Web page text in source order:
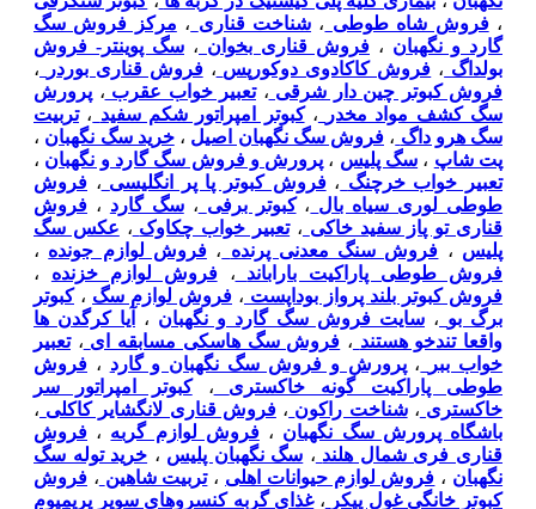
،فروش شاه طوطی ، شناخت قناری ، مرکز فروش سگ
گارد و نگهبان ، فروش قناری بخوان ، سگ پوينتر- فروش
بولداگ ، فروش کاکادوی دوکورپس ،فروش قناری بوردر
،
فروش کبوتر چین دار شرقی ،تعبیر خواب عقرب ، پرورش
سگ کشف مواد مخدر
،کبوتر امپراتور شکم سفید ،تربیت
سگ هرو داگ ، فروش سگ نگهبان اصیل ،خرید سگ نگهبان ،
پت شاپ ، سگ پلیس ، پرورش و فروش سگ گارد و نگهبان ،
تعبیر خواب خرچنگ ،فروش کبوتر پا پر انگلیسی ، فروش
طوطی لوری سیاه بال ،کبوتر برفی ،سگ گارد ، فروش
قناری تو پاز سفید خاکی ،تعبیر خواب چکاوک ، عکس سگ
پلیس ، فروش سنگ معدنی پرنده ،فروش لوازم جونده ،
فروش طوطی پاراکیت باراباند
،فروش لوازم خزنده ،
فروش کبوتر بلند پرواز بوداپست ، فروش لوازم سگ ،کبوتر
برگ بو ، سایت فروش سگ گارد و نگهبان ،
آیا کرگدن ها
واقعا تندخو هستند ، فروش سگ هاسکی مسابقه ای ،تعبیر
خواب ببر
،پرورش و فروش سگ نگهبان و گارد ، فروش
طوطی پاراکیت گونه خاکستری
،کبوتر امپراتور سر
خاکستری ،شناخت راکون ،فروش قناری لانگشایر کاکلی ،
باشگاه پرورش سگ نگهبان ،فروش لوازم گربه ، فروش
قناری فری شمال هلند ، سگ نگهبان پلیس ، خرید توله سگ
نگهبان ، فروش لوازم حیوانات اهلی ،تربیت شاهین ، فروش
کبوتر خانگی غول پیکر ،غذای گربه کنسروهای سوپر پریمیوم